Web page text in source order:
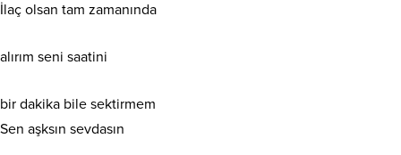
İlaç olsan tam zamanında
alırım seni saatini
bir dakika bile sektirmem
Sen aşksın sevdasın